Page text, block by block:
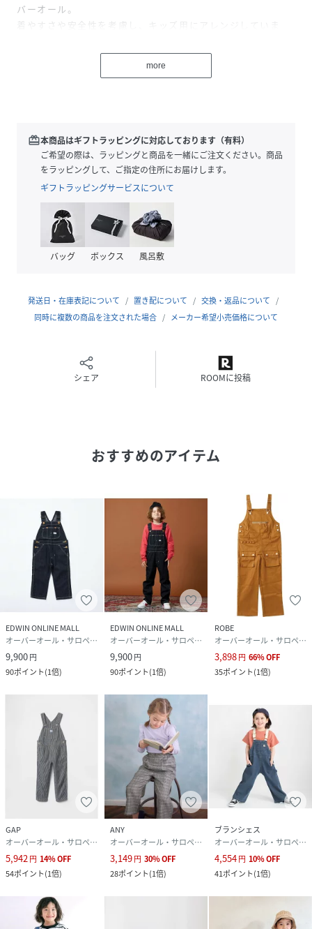
バーオール。
着やすさや安全性を考慮し、キッズ用にアレンジしていま
腰のボタンはスナップボタンを採用。
今シーズンはデニムとヒッコリーをミックスさせたリメイク
Tシャツやブラウス、シャツなど様々なインナーとコーディ
ネートをお楽しみいただけます♪
トップス次第でロングシーズン着用できるのも魅力です。
1889年、アメリカカンサス州サナリで産声を上げたLee。
100年を超える歴史を持ちこれまでも数々のマスターピース
を残してきました。伝統的なディテールは継承しつつ、現代
【対象カテゴリー：トドラー/TODDLER】
【注意事項】
ンなどの閲覧環境によって、実際の色味と異なって見える場
性別タイプ
原産国
素材 綿100%
品番
HF7086_513530018
513530018-99-04 HF7086
more
redeem本商品はギフトラッピングに対応しております（有料）
ご希望の際は、ラッピングと商品を一緒にご注文ください。商品
をラッピングして、ご指定の住所にお届けします。
ギフトラッピングサービスについて
バッグ ボックス 風呂敷
発送日・在庫表記について 置き配について
交換・返品について
同時に複数の商品を注文された場合
メーカー希望小売価格について
シェア ROOMに投稿
おすすめのアイテム
EDWIN ONLINE MALL
オーバーオール・サロペット
9,900円
90ポイント(1倍)
EDWIN ONLINE MALL
オーバーオール・サロペット
9,900円
90ポイント(1倍)
ROBE
オーバーオール・サロペット
3,898円 66%OFF
35ポイント(1倍)
GAP
オーバーオール・サロペット
5,942円 14%OFF
54ポイント(1倍)
ANY
オーバーオール・サロペット
3,149円 30%OFF
28ポイント(1倍)
ブランシェス
オーバーオール・サロペット
4,554円 10%OFF
41ポイント(1倍)